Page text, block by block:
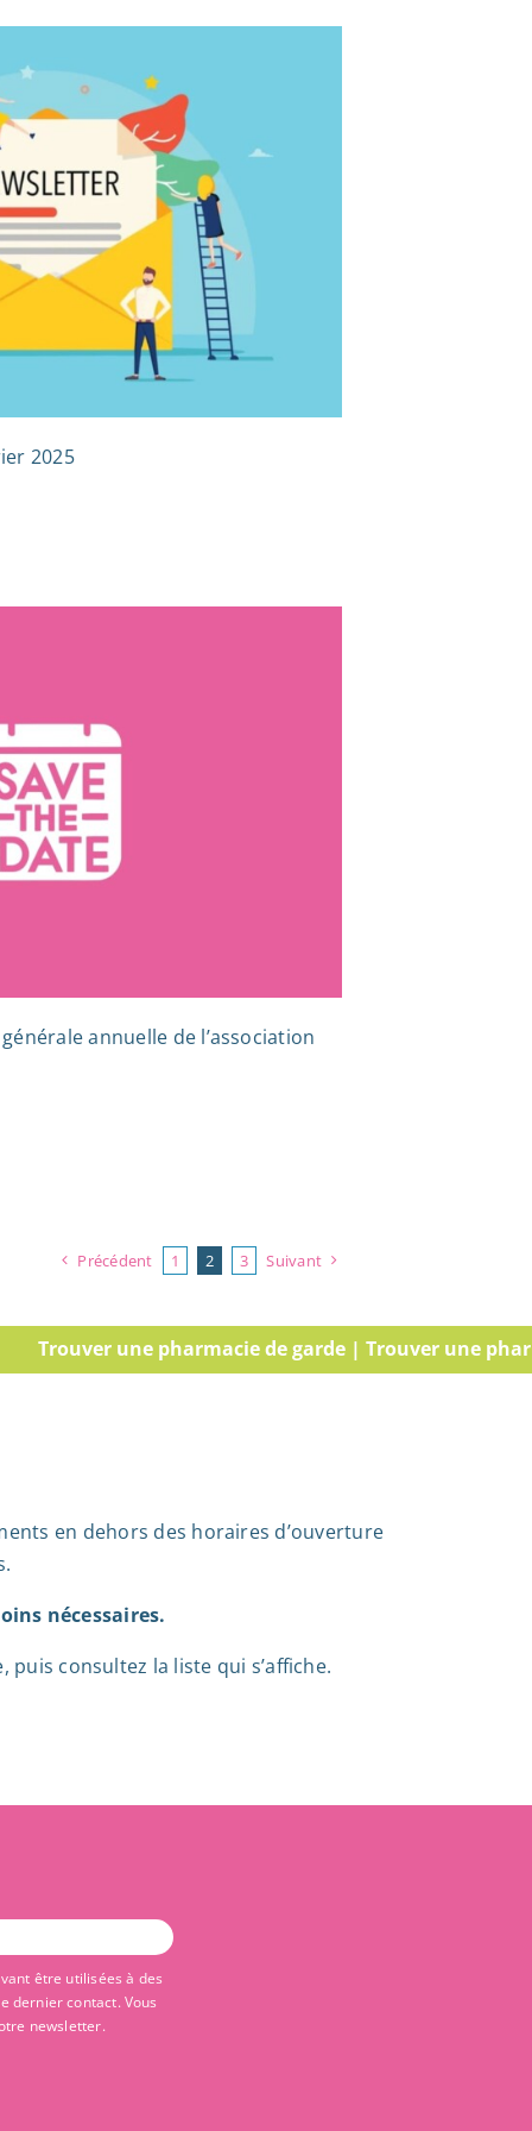
2025
annuelle de l’association
Précédent 1 2 3 Suivant
une pharmacie de garde | Trouver une pharmacie
en dehors des horaires d’ouverture
nécessaires.
consultez la liste qui s’affiche.
être utilisées à des
dernier contact. Vous
newsletter.